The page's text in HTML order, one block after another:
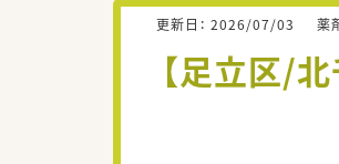
更新日： 2026/07/03 薬
【足立区/